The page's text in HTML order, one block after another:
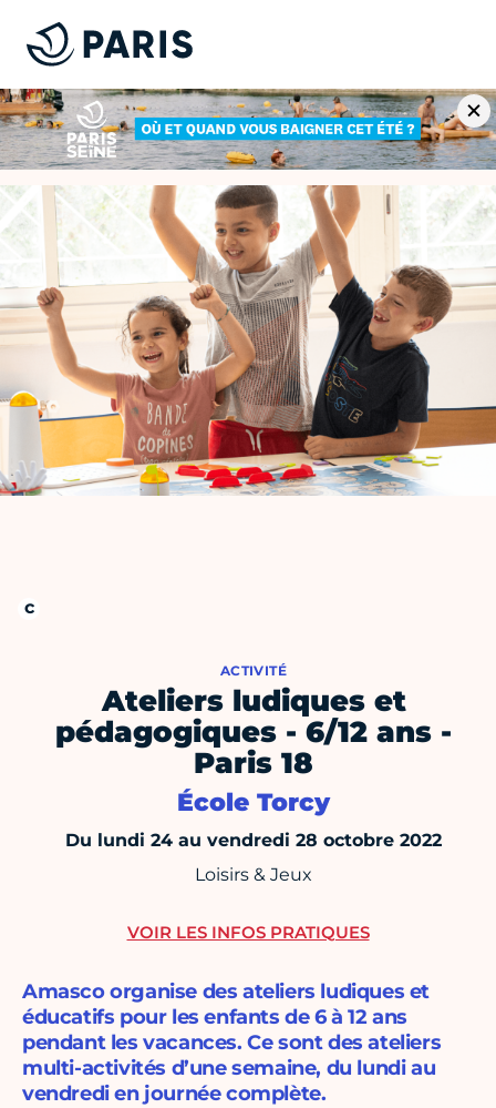
ACTIVITÉ
Ateliers ludiques et
pédagogiques - 6/12 ans -
Paris 18
École Torcy
Du lundi 24 au vendredi 28 octobre 2022
Loisirs & Jeux
Amasco organise des ateliers ludiques et
éducatifs pour les enfants de 6 à 12 ans
pendant les vacances. Ce sont des ateliers
multi-activités d’une semaine, du lundi au
vendredi en journée complète.
VOIR LES INFOS PRATIQUES